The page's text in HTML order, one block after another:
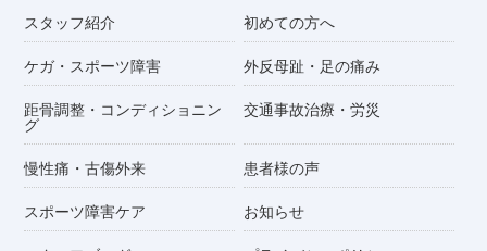
スタッフ紹介 初めての方へ
ケガ・スポーツ障害 外反母趾・足の痛み
距骨調整・コンディショニン
グ
交通事故治療・労災
慢性痛・古傷外来 患者様の声
スポーツ障害ケア お知らせ